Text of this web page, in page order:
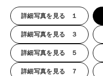
詳細写真を見る １
詳細写真を見る ３
詳細写真を見る ５
詳細写真を見る ７